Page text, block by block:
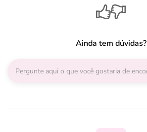
Ainda tem dúvidas?